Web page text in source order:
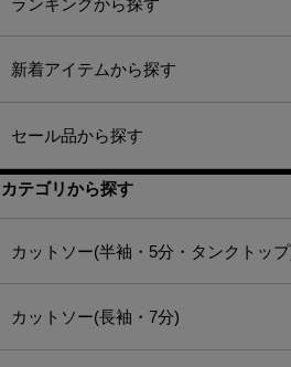
ランキングから探す
新着アイテムから探す
セール品から探す
カテゴリから探す
カットソー(半袖・5分・タンクトッ
カットソー(長袖・7分)